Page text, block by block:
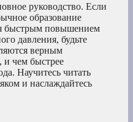
руководство. Если
образование
быстрым повышением
давления, будьте
верным
и чем быстрее
Научитесь читать
и наслаждайтесь